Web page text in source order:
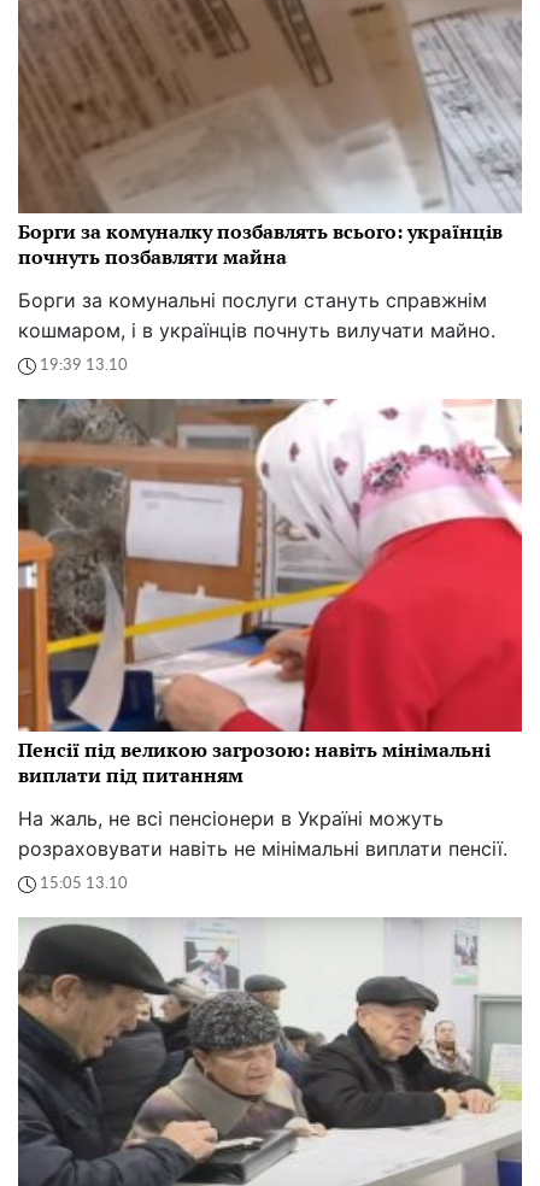
Борги за комуналку позбавлять всього: українців
почнуть позбавляти майна
Борги за комунальні послуги стануть справжнім
кошмаром, і в українців почнуть вилучати майно.
19:39 13.10
Пенсії під великою загрозою: навіть мінімальні
виплати під питанням
На жаль, не всі пенсіонери в Україні можуть
розраховувати навіть не мінімальні виплати пенсії.
15:05 13.10